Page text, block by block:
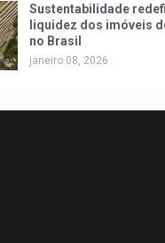
Sustentabilidade
liquidez dos imóveis
no Brasil
janeiro 08, 2026